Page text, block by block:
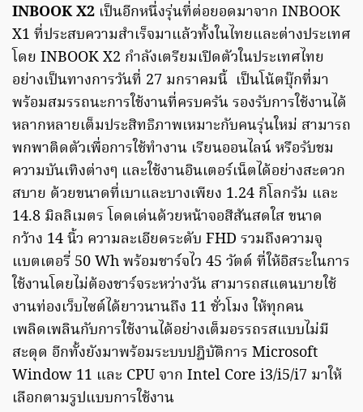
INBOOK X2 เป็นอีกหนึ่งรุ่นที่ต่อยอดมาจาก INBOOK
X1 ที่ประสบความสำเร็จมาแล้วทั้งในไทยและต่างประเทศ
โดย INBOOK X2 กำลังเตรียมเปิดตัวในประเทศไทย
อย่างเป็นทางการวันที่ 27 มกราคมนี้ เป็นโน้ตบุ๊กที่มา
พร้อมสมรรถนะการใช้งานที่ครบครัน รองรับการใช้งานได้
หลากหลายเต็มประสิทธิภาพเหมาะกับคนรุ่นใหม่ สามารถ
พกพาติดตัวเพื่อการใช้ทำงาน เรียนออนไลน์ หรือรับชม
ความบันเทิงต่างๆ และใช้งานอินเตอร์เน็ตได้อย่างสะดวก
สบาย ด้วยขนาดที่เบาและบางเพียง 1.24 กิโลกรัม และ
14.8 มิลลิเมตร โดดเด่นด้วยหน้าจอสีสันสดใส ขนาด
กว้าง 14 นิ้ว ความละเอียดระดับ FHD รวมถึงความจุ
แบตเตอรี่ 50 Wh พร้อมชาร์จไว 45 วัตต์ ที่ให้อิสระในการ
ใช้งานโดยไม่ต้องชาร์จระหว่างวัน สามารถสแตนบายใช้
งานท่องเว็บไซต์ได้ยาวนานถึง 11 ชั่วโมง ให้ทุกคน
เพลิดเพลินกับการใช้งานได้อย่างเต็มอรรถรสแบบไม่มี
สะดุด อีกทั้งยังมาพร้อมระบบปฎิบัติการ Microsoft
Window 11 และ CPU จาก Intel Core i3/i5/i7 มาให้
เลือกตามรูปแบบการใช้งาน